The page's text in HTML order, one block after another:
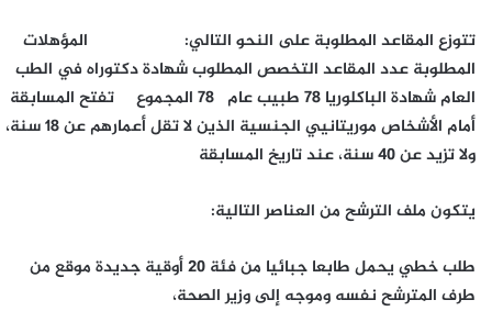
تتوزع المقاعد المطلوبة على النحو التالي: المؤهلات
المطلوبة عدد المقاعد التخصص المطلوب شهادة دكتوراه في الطب
العام شهادة الباكلوريا 78 طبيب عام 78 المجموع تفتح المسابقة
أمام الأشخاص موريتانيي الجنسية الذين لا تقل أعمارهم عن 18 سنة،
ولا تزيد عن 40 سنة، عند تاريخ المسابقة
يتكون ملف الترشح من العناصر التالية:
طلب خطي يحمل طابعا جبائيا من فئة 20 أوقية جديدة موقع من
طرف المترشح نفسه وموجه إلى وزير الصحة،